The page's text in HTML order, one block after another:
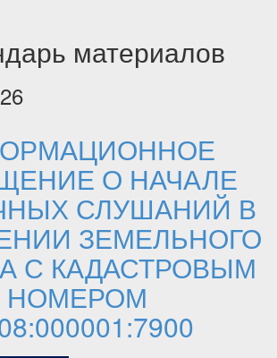
материалов
О НАЧАЛЕ
СЛУШАНИЙ В
ЗЕМЕЛЬНОГО
С КАДАСТРОВЫМ
НОМЕРОМ